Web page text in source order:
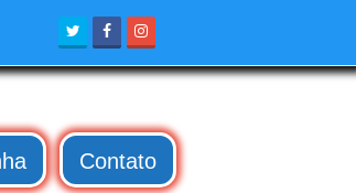
TwitterFacebook
Contato